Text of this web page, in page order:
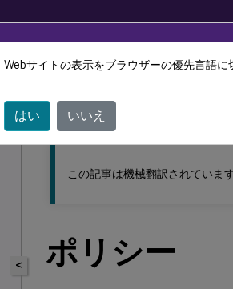
このコンテンツは動的に機械翻訳されてい
Citrix DaaS
<
この記事は機械翻訳されていま
ポリシー
Webサイトの表示をブラウザーの優先言語に
はい いいえ